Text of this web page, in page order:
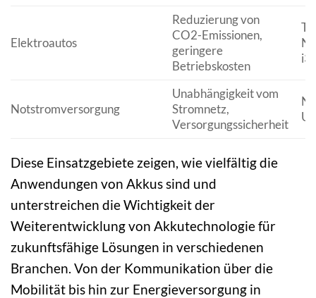
Elektroautos
Reduzierung von
CO2-Emissionen,
geringere
Betriebskosten
i3
Notstromversorgung
Unabhängigkeit vom
Stromnetz,
Versorgungssicherheit
Diese Einsatzgebiete zeigen, wie vielfältig die
Anwendungen von Akkus sind und
unterstreichen die Wichtigkeit der
Weiterentwicklung von Akkutechnologie für
zukunftsfähige Lösungen in verschiedenen
Branchen. Von der Kommunikation über die
Mobilität bis hin zur Energieversorgung in